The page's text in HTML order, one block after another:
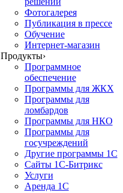
Фотогалерея
Публикация в прессе
Обучение
Интернет-магазин
Продукты›
Программное
обеспечение
Программы для ЖКХ
Программы для
ломбардов
Программы для НКО
Программы для
госучреждений
Другие программы 1С
Сайты 1С-Битрикс
Услуги
Аренда 1С